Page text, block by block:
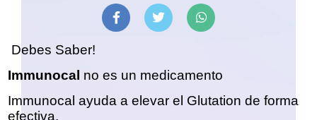
Debes Saber!
Immunocal no es un medicamento
Immunocal ayuda a elevar el Glutation de forma
efectiva.